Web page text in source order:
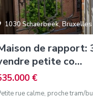
1030 Schaerbeek,Bruxelles
de rapport:
petite co...
€
rue calme, proche tram/